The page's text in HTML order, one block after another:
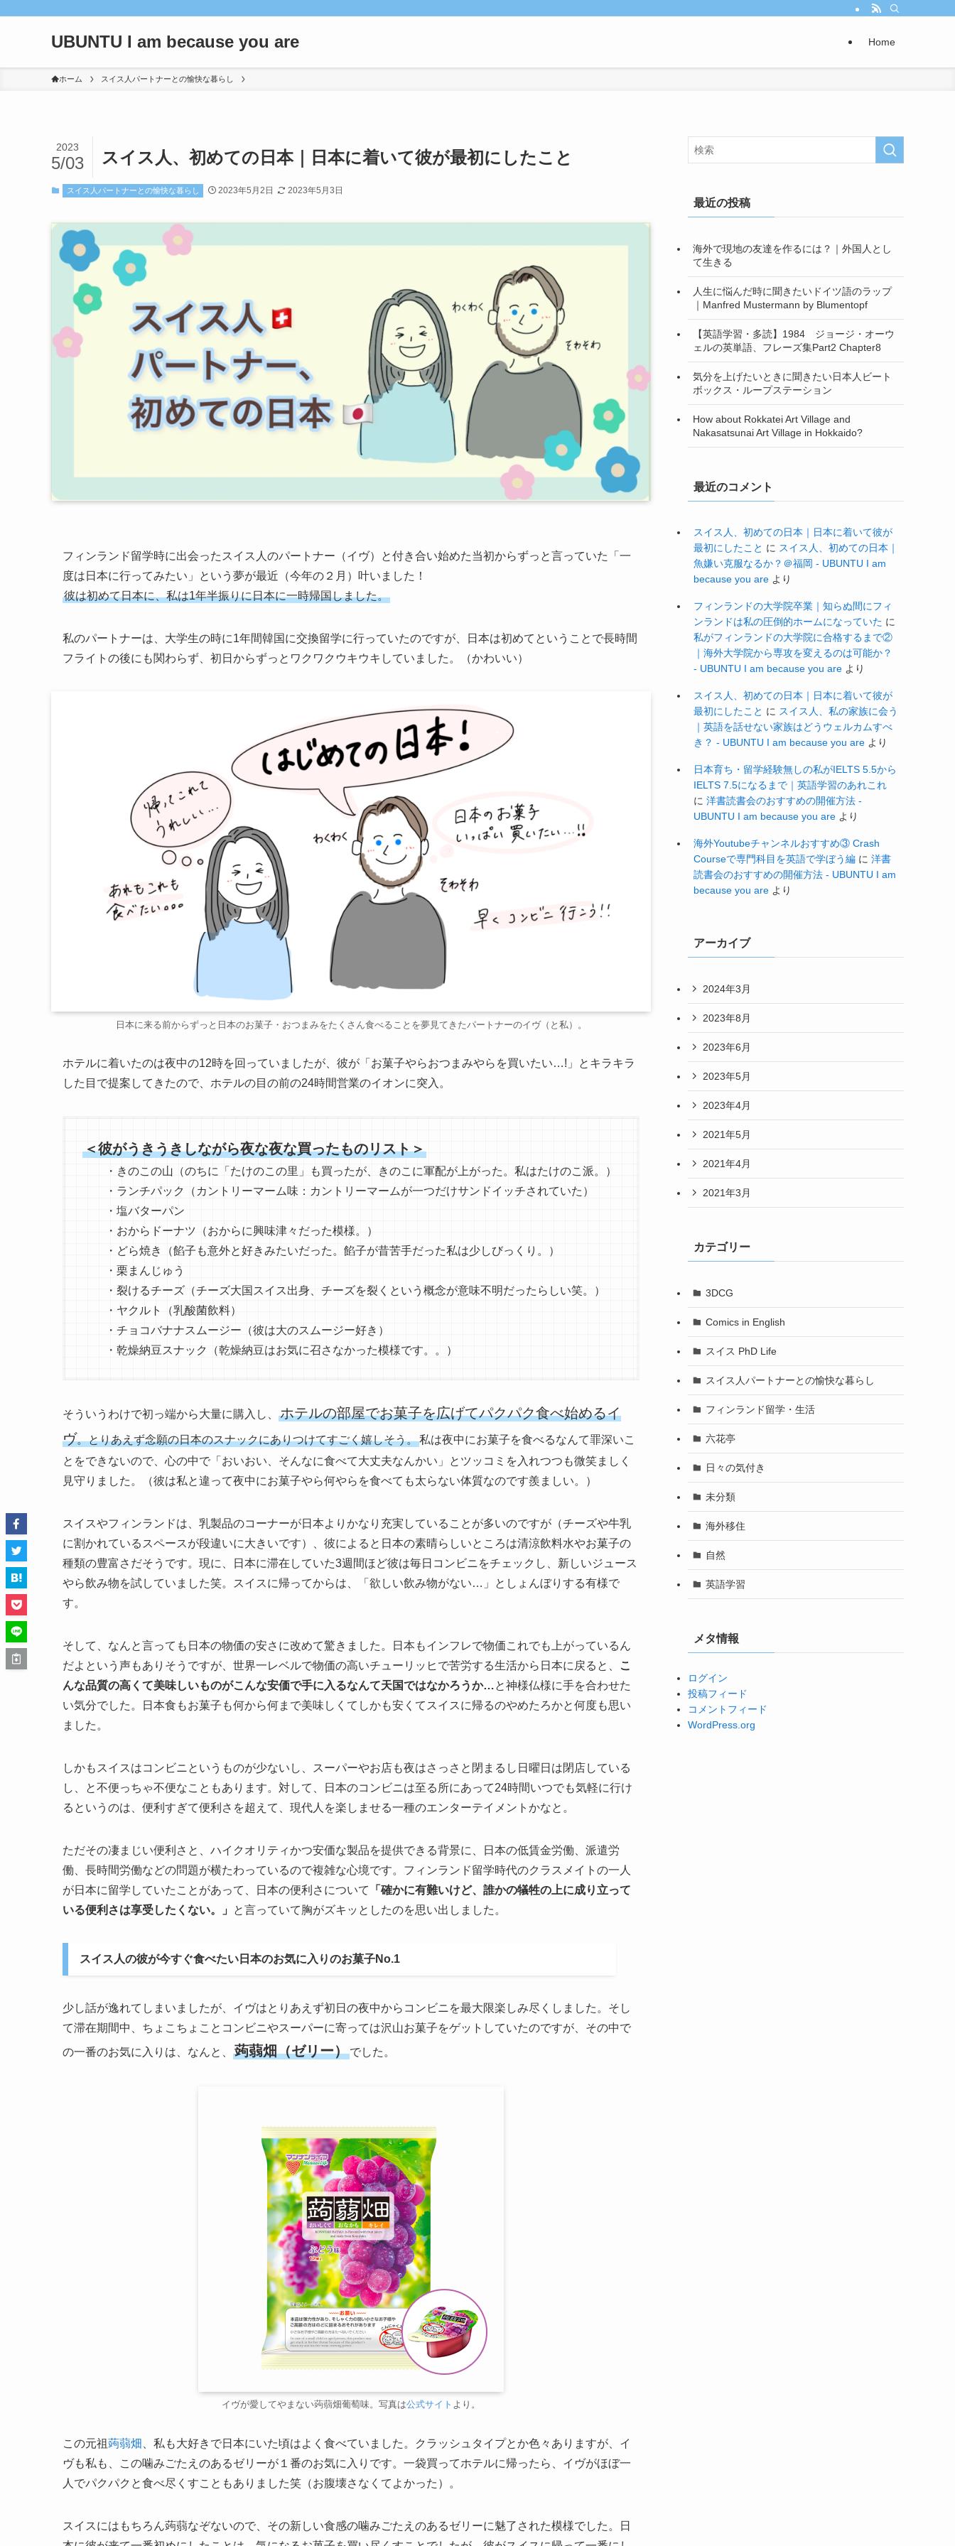
UBUNTU I am because you are Home
ホーム スイス人パートナーとの愉快な暮らし
スイス人、初めての日本｜日本に着いて彼が最初にしたこと
2023
5/03
スイス人パートナーとの愉快な暮らし 2023年5月2日 2023年5月3日
フィンランド留学時に出会ったスイス人のパートナー（イヴ）と付き合い始めた当初からずっと言っていた「一
度は日本に行ってみたい」という夢が最近（今年の２月）叶いました！
彼は初めて日本に、私は1年半振りに日本に一時帰国しました。
私のパートナーは、大学生の時に1年間韓国に交換留学に行っていたのですが、日本は初めてということで長時間
フライトの後にも関わらず、初日からずっとワクワクウキウキしていました。（かわいい）
日本に来る前からずっと日本のお菓子・おつまみをたくさん食べることを夢見てきたパートナーのイヴ（と私）。
ホテルに着いたのは夜中の12時を回っていましたが、彼が「お菓子やらおつまみやらを買いたい…!」とキラキラ
した目で提案してきたので、ホテルの目の前の24時間営業のイオンに突入。
＜彼がうきうきしながら夜な夜な買ったものリスト＞
・きのこの山（のちに「たけのこの里」も買ったが、きのこに軍配が上がった。私はたけのこ派。）
・ランチパック（カントリーマーム味：カントリーマームが一つだけサンドイッチされていた）
・塩バターパン
・おからドーナツ（おからに興味津々だった模様。）
・どら焼き（餡子も意外と好きみたいだった。餡子が昔苦手だった私は少しびっくり。）
・栗まんじゅう
・裂けるチーズ（チーズ大国スイス出身、チーズを裂くという概念が意味不明だったらしい笑。）
・ヤクルト（乳酸菌飲料）
・チョコバナナスムージー（彼は大のスムージー好き）
・乾燥納豆スナック（乾燥納豆はお気に召さなかった模様です。。）
そういうわけで初っ端から大量に購入し、
ホテルの部屋でお菓子を広げてパクパク食べ始めるイ
ヴ。とりあえず念願の日本のスナックにありつけてすごく嬉しそう。私は夜中にお菓子を食べるなんて罪深いこ
とをできないので、心の中で「おいおい、そんなに食べて大丈夫なんかい」とツッコミを入れつつも微笑ましく
見守りました。（彼は私と違って夜中にお菓子やら何やらを食べても太らない体質なのです羨ましい。）
スイスやフィンランドは、乳製品のコーナーが日本よりかなり充実していることが多いのですが（チーズや牛乳
に割かれているスペースが段違いに大きいです）、彼によると日本の素晴らしいところは清涼飲料水やお菓子の
種類の豊富さだそうです。現に、日本に滞在していた3週間ほど彼は毎日コンビニをチェックし、新しいジュース
やら飲み物を試していました笑。スイスに帰ってからは、「欲しい飲み物がない…」としょんぼりする有様で
す。
そして、なんと言っても日本の物価の安さに改めて驚きました。日本もインフレで物価これでも上がっているん
だよという声もありそうですが、世界一レベルで物価の高いチューリッヒで苦労する生活から日本に戻ると、
こ
んな品質の高くて美味しいものがこんな安価で手に入るなんて天国ではなかろうか…と神様仏様に手を合わせた
い気分でした。日本食もお菓子も何から何まで美味しくてしかも安くてスイスに帰るのやめたろかと何度も思い
ました。
しかもスイスはコンビニというものが少ないし、スーパーやお店も夜はさっさと閉まるし日曜日は閉店している
し、と不便っちゃ不便なこともあります。対して、日本のコンビニは至る所にあって24時間いつでも気軽に行け
るというのは、便利すぎて便利さを超えて、現代人を楽しませる一種のエンターテイメントかなと。
ただその凄まじい便利さと、ハイクオリティかつ安価な製品を提供できる背景に、日本の低賃金労働、派遣労
働、長時間労働などの問題が横たわっているので複雑な心境です。フィンランド留学時代のクラスメイトの一人
が日本に留学していたことがあって、日本の便利さについて
「確かに有難いけど、誰かの犠牲の上に成り立って
いる便利さは享受したくない。」
と言っていて胸がズキッとしたのを思い出しました。
スイス人の彼が今すぐ食べたい日本のお気に入りのお菓子No.1
少し話が逸れてしまいましたが、イヴはとりあえず初日の夜中からコンビニを最大限楽しみ尽くしました。そし
て滞在期間中、ちょこちょことコンビニやスーパーに寄っては沢山お菓子をゲットしていたのですが、その中で
の一番のお気に入りは、なんと、
蒟蒻畑（ゼリー）でした。
イヴが愛してやまない蒟蒻畑葡萄味。写真は公式サイト より。
この元祖蒟蒻畑
、私も大好きで日本にいた頃はよく食べていました。クラッシュタイプとか色々ありますが、イ
ヴも私も、この噛みごたえのあるゼリーが１番のお気に入りです。一袋買ってホテルに帰ったら、イヴがほぼ一
人でパクパクと食べ尽くすこともありました笑（お腹壊さなくてよかった）。
スイスにはもちろん蒟蒻なぞないので、その新しい食感の噛みごたえのあるゼリーに魅了された模様でした。日
最近の投稿
海外で現地の友達を作るには？｜外国人とし
て生きる
人生に悩んだ時に聞きたいドイツ語のラップ
｜Manfred Mustermann by Blumentopf
【英語学習・多読】1984 ジョージ・オーウ
ェルの英単語、フレーズ集Part2 Chapter8
気分を上げたいときに聞きたい日本人ビート
ボックス・ループステーション
How about Rokkatei Art Village and
Nakasatsunai Art Village in Hokkaido?
最近のコメント
スイス人、初めての日本｜日本に着いて彼が
最初にしたこと に スイス人、初めての日本｜
魚嫌い克服なるか？＠福岡 - UBUNTU I am
because you are より
フィンランドの大学院卒業｜知らぬ間にフィ
ンランドは私の圧倒的ホームになっていた に
私がフィンランドの大学院に合格するまで②
｜海外大学院から専攻を変えるのは可能か？
- UBUNTU I am because you are より
スイス人、初めての日本｜日本に着いて彼が
最初にしたこと に スイス人、私の家族に会う
｜英語を話せない家族はどうウェルカムすべ
き？ - UBUNTU I am because you are より
日本育ち・留学経験無しの私がIELTS 5.5から
IELTS 7.5になるまで｜英語学習のあれこれ
に 洋書読書会のおすすめの開催方法 -
UBUNTU I am because you are より
海外Youtubeチャンネルおすすめ③ Crash
Courseで専門科目を英語で学ぼう編 に 洋書
読書会のおすすめの開催方法 - UBUNTU I am
because you are より
アーカイブ
2024年3月
2023年8月
2023年6月
2023年5月
2023年4月
2021年5月
2021年4月
2021年3月
カテゴリー
3DCG
Comics in English
スイス PhD Life
スイス人パートナーとの愉快な暮らし
フィンランド留学・生活
六花亭
日々の気付き
未分類
海外移住
自然
英語学習
メタ情報
ログイン
投稿フィード
コメントフィード
WordPress.org